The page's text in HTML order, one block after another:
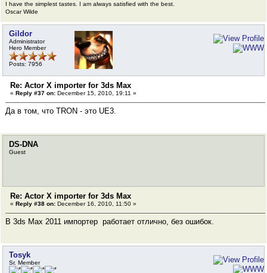
I have the simplest tastes. I am always satisfied with the best.
Oscar Wilde
Gildor
Administrator
Hero Member
Posts: 7956
Re: Actor X importer for 3ds Max
« Reply #37 on: December 15, 2010, 19:11 »
Да в том, что TRON - это UE3.
DS-DNA
Guest
Re: Actor X importer for 3ds Max
« Reply #38 on: December 16, 2010, 11:50 »
В 3ds Max 2011 импортер работает отлично, без ошибок.
Tosyk
Sr. Member